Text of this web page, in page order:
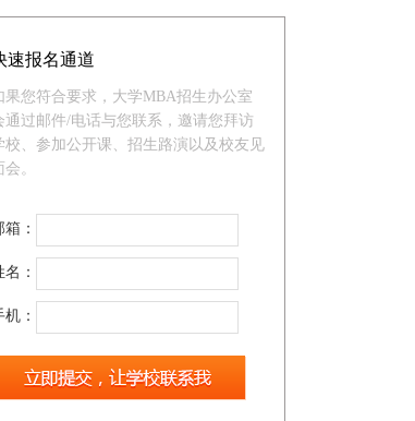
速报名通道
果您符合要求，大学MBA招生办公室
通过邮件/电话与您联系，邀请您拜访
校、参加公开课、招生路演以及校友见
会。
箱：
名：
机：